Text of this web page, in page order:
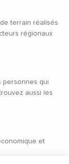
terrain réalisés
régionaux
personnes qui
aussi les
et